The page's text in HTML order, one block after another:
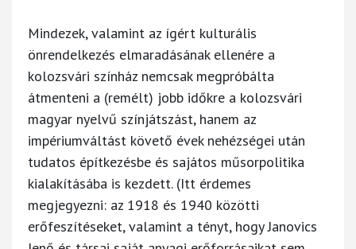
Mindezek, valamint az ígért kulturális
önrendelkezés elmaradásának ellenére a
kolozsvári színház nemcsak megpróbálta
átmenteni a (remélt) jobb időkre a kolozsvári
magyar nyelvű színjátszást, hanem az
impériumváltást követő évek nehézségei után
tudatos építkezésbe és sajátos műsorpolitika
kialakításába is kezdett. (Itt érdemes
megjegyezni: az 1918 és 1940 közötti
erőfeszítéseket, valamint a tényt, hogy Janovics